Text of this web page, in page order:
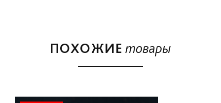
блюдо. Экспериментируйте с морепродуктами,
ПОХОЖИЕ товары